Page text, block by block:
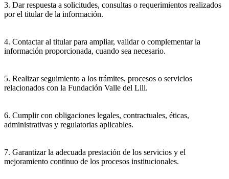
3. Dar respuesta a solicitudes, consultas o requerimientos realizados
por el titular de la información.
4. Contactar al titular para ampliar, validar o complementar la
información proporcionada, cuando sea necesario.
5. Realizar seguimiento a los trámites, procesos o servicios
relacionados con la Fundación Valle del Lili.
6. Cumplir con obligaciones legales, contractuales, éticas,
administrativas y regulatorias aplicables.
7. Garantizar la adecuada prestación de los servicios y el
mejoramiento continuo de los procesos institucionales.